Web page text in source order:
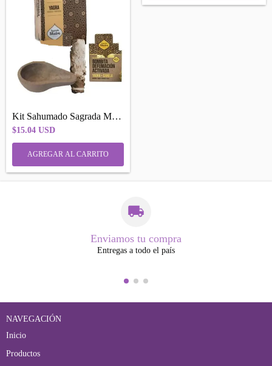
Kit Sahumado Sagrada Madre Abundancia Pr...
$15.04 USD
Enviamos tu compra
Entregas a todo el país
NAVEGACIÓN
Inicio
Productos